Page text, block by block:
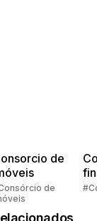
de
de